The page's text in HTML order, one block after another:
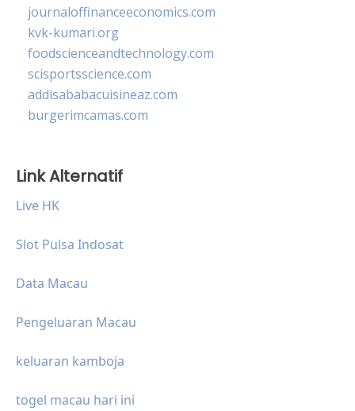
journaloffinanceeconomics.com
kvk-kumari.org
foodscienceandtechnology.com
scisportsscience.com
addisababacuisineaz.com
burgerimcamas.com
Link Alternatif
Live HK
Slot Pulsa Indosat
Data Macau
Pengeluaran Macau
keluaran kamboja
togel macau hari ini